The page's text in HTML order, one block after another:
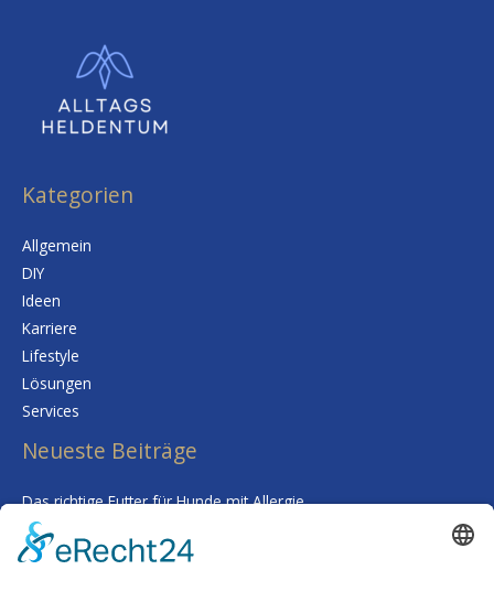
Kategorien
Allgemein
DIY
Ideen
Karriere
Lifestyle
Lösungen
Services
Neueste Beiträge
Das richtige Futter für Hunde mit Allergie
Kalk im Trinkwasser: Warum Sie sich keine Sorgen um Ihre
Gesundheit machen müssen